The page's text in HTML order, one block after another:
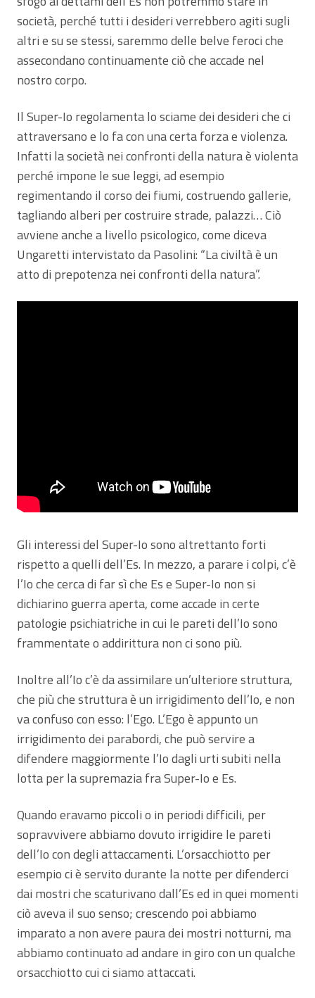
società, perché tutti i desideri verrebbero agiti sugli
altri e su se stessi, saremmo delle belve feroci che
assecondano continuamente ciò che accade nel
nostro corpo.
Il Super-Io regolamenta lo sciame dei desideri che ci
attraversano e lo fa con una certa forza e violenza.
Infatti la società nei confronti della natura è violenta
perché impone le sue leggi, ad esempio
regimentando il corso dei fiumi, costruendo gallerie,
tagliando alberi per costruire strade, palazzi… Ciò
avviene anche a livello psicologico, come diceva
Ungaretti intervistato da Pasolini: “La civiltà è un
atto di prepotenza nei confronti della natura”.
Gli interessi del Super-Io sono altrettanto forti
rispetto a quelli dell’Es. In mezzo, a parare i colpi, c’è
l’Io che cerca di far sì che Es e Super-Io non si
dichiarino guerra aperta, come accade in certe
patologie psichiatriche in cui le pareti dell’Io sono
frammentate o addirittura non ci sono più.
Inoltre all’Io c’è da assimilare un’ulteriore struttura,
che più che struttura è un irrigidimento dell’Io, e non
va confuso con esso: l’Ego. L’Ego è appunto un
irrigidimento dei parabordi, che può servire a
difendere maggiormente l’Io dagli urti subiti nella
lotta per la supremazia fra Super-Io e Es.
Quando eravamo piccoli o in periodi difficili, per
sopravvivere abbiamo dovuto irrigidire le pareti
dell’Io con degli attaccamenti. L’orsacchiotto per
esempio ci è servito durante la notte per difenderci
dai mostri che scaturivano dall’Es ed in quei momenti
ciò aveva il suo senso; crescendo poi abbiamo
imparato a non avere paura dei mostri notturni, ma
abbiamo continuato ad andare in giro con un qualche
orsacchiotto cui ci siamo attaccati.